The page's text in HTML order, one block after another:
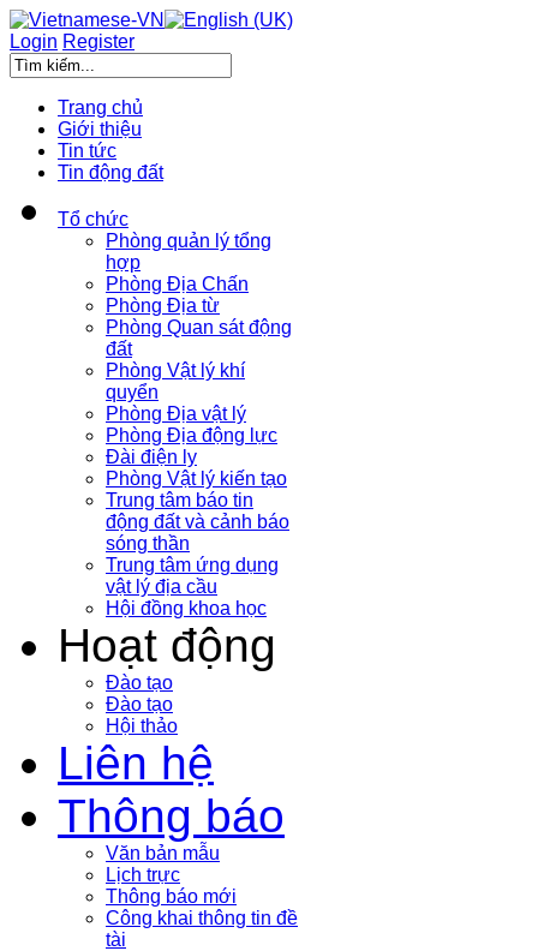
Login Register
Trang chủ
Giới thiệu
Tin tức
Tin động đất
Tổ chức
Phòng quản lý tổng
hợp
Phòng Địa Chấn
Phòng Địa từ
Phòng Quan sát động
đất
Phòng Vật lý khí
quyển
Phòng Địa vật lý
Phòng Địa động lực
Đài điện ly
Phòng Vật lý kiến tạo
Trung tâm báo tin
động đất và cảnh báo
sóng thần
Trung tâm ứng dụng
vật lý địa cầu
Hội đồng khoa học
Hoạt động
Đào tạo
Đào tạo
Hội thảo
Liên hệ
Thông báo
Văn bản mẫu
Lịch trực
Thông báo mới
Công khai thông tin đề
tài